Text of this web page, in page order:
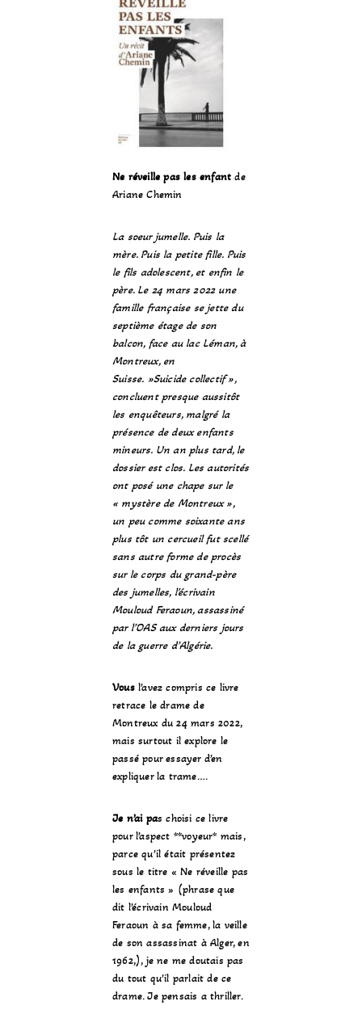
Ne réveille pas les enfant de
Ariane Chemin
La soeur jumelle. Puis la
mère. Puis la petite fille. Puis
le fils adolescent, et enfin le
père. Le 24 mars 2022 une
famille française se jette du
septième étage de son
balcon, face au lac Léman, à
Montreux, en
Suisse. »Suicide collectif »,
concluent presque aussitôt
les enquêteurs, malgré la
présence de deux enfants
mineurs. Un an plus tard, le
dossier est clos. Les autorités
ont posé une chape sur le
« mystère de Montreux »,
un peu comme soixante ans
plus tôt un cercueil fut scellé
sans autre forme de procès
sur le corps du grand-père
des jumelles, l’écrivain
Mouloud Feraoun, assassiné
par l’OAS aux derniers jours
de la guerre d’Algérie.
Vousl’avez compris ce livre
retrace le drame de
Montreux du 24 mars 2022,
mais surtout il explore le
passé pour essayer d’en
expliquer la trame….
Je n’ai pas choisi ce livre
pour l’aspect **voyeur* mais,
parce qu’il était présentez
sous le titre « Ne réveille pas
les enfants » (phrase que
dit l’écrivain Mouloud
Feraoun à sa femme, la veille
de son assassinat à Alger, en
1962,), je ne me doutais pas
du tout qu’il parlait de ce
drame. Je pensais a thriller.